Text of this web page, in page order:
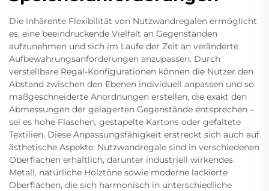
Die inhärente Flexibilität von Nutzwandregalen ermöglicht
es, eine beeindruckende Vielfalt an Gegenständen
aufzunehmen und sich im Laufe der Zeit an veränderte
Aufbewahrungsanforderungen anzupassen. Durch
verstellbare Regal-Konfigurationen können die Nutzer den
Abstand zwischen den Ebenen individuell anpassen und so
maßgeschneiderte Anordnungen erstellen, die exakt den
Abmessungen der gelagerten Gegenstände entsprechen –
sei es hohe Flaschen, gestapelte Kartons oder gefaltete
Textilien. Diese Anpassungsfähigkeit erstreckt sich auch auf
ästhetische Aspekte: Nutzwandregale sind in verschiedenen
Oberflächen erhältlich, darunter industriell wirkendes
Metall, natürliche Holztöne sowie moderne lackierte
Oberflächen, die sich harmonisch in unterschiedliche